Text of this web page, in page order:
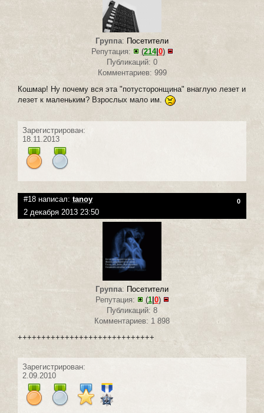
Группа: Посетители
Репутация:
(214| 0)
Публикаций: 0
Комментариев: 999
Кошмар! Ну почему вся эта "потусторонщина" внаглую лезет и
лезет к маленьким? Взрослых мало им.
Зарегистрирован:
18.11.2013
#18 написал: tanoy 0
2 декабря 2013 23:50
Группа: Посетители
Репутация:
(1| 0)
Публикаций: 8
Комментариев: 1 898
+++++++++++++++++++++++++++++
Зарегистрирован:
2.09.2010